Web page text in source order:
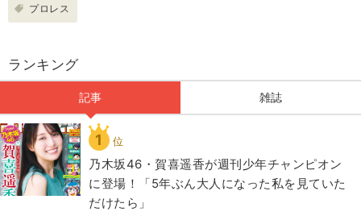
プロレス
ランキング
記事 雑誌
1 位
乃木坂46・賀喜遥香が週刊少年チャンピオン
に登場！「5年ぶん大人になった私を見ていた
だけたら」